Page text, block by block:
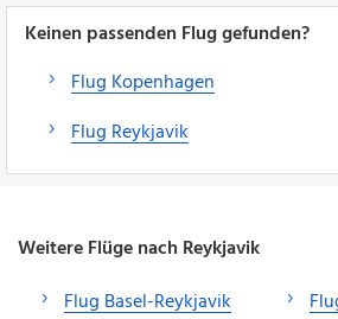
Keinen passenden Flug gefunden?
Flug Kopenhagen
Flug Reykjavik
Weitere Flüge nach Reykjavik
Flug Basel-Reykjavik